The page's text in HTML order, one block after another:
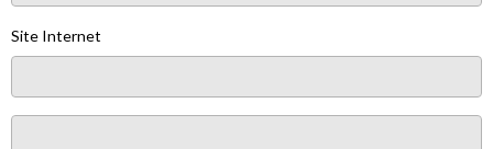
Site Internet